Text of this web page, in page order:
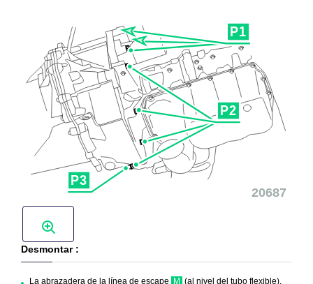
Desmontar :
La abrazadera de la línea de escape M (al nivel del tubo flexible).